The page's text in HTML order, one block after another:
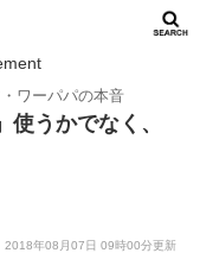
ワーパパの本音
うかでなく、
2018年08月07日 09時00分更新